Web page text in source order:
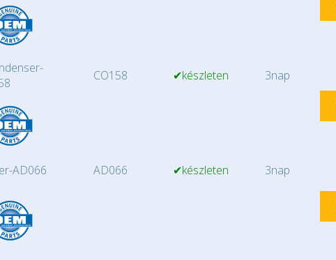
CO158 ✔készleten
3nap
AD066 AD066 ✔készleten 3nap